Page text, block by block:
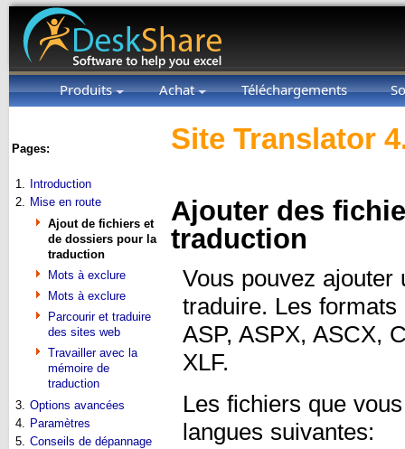
Produits Achat Téléchargements
Pages:
1.
Introduction
2. Mise en route
Ajout de fichiers et
de dossiers pour la
traduction
Mots à exclure
Mots à exclure
Parcourir et traduire
des sites web
Travailler avec la
mémoire de
traduction
3. Options avancées
4. Paramètres
5. Conseils de dépannage
Site Translator
Ajouter des
traduction
Vous pouvez
traduire. Les
ASP, ASPX, ASCX,
XLF.
Les fichiers que
langues suivantes: